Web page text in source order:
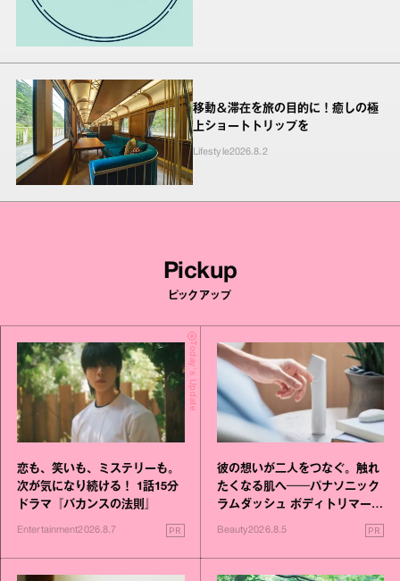
移動＆滞在を旅の目的に！癒しの極
上ショートトリップを
Lifestyle2026.8.2
Pickup
ピックアップ
Today's Update
恋も、笑いも、ミステリーも。
次が気になり続ける！ 1話15分
ドラマ『バカンスの法則』
Entertainment2026.8.7 PR
彼の想いが二人をつなぐ。触れ
たくなる肌へ──パナソニック
ラムダッシュ ボディトリマーが
Beauty2026.8.5 PR